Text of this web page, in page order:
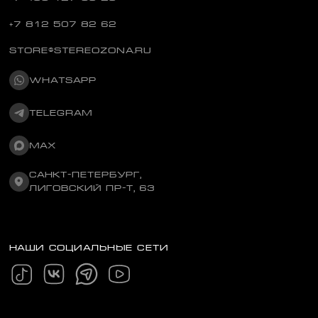
+7 812 507 82 62
STORE@STEREOZONA.RU
WHATSAPP
TELEGRAM
MAX
САНКТ-ПЕТЕРБУРГ,
ЛИГОВСКИЙ ПР-Т, 63
НАШИ СОЦИАЛЬНЫЕ СЕТИ